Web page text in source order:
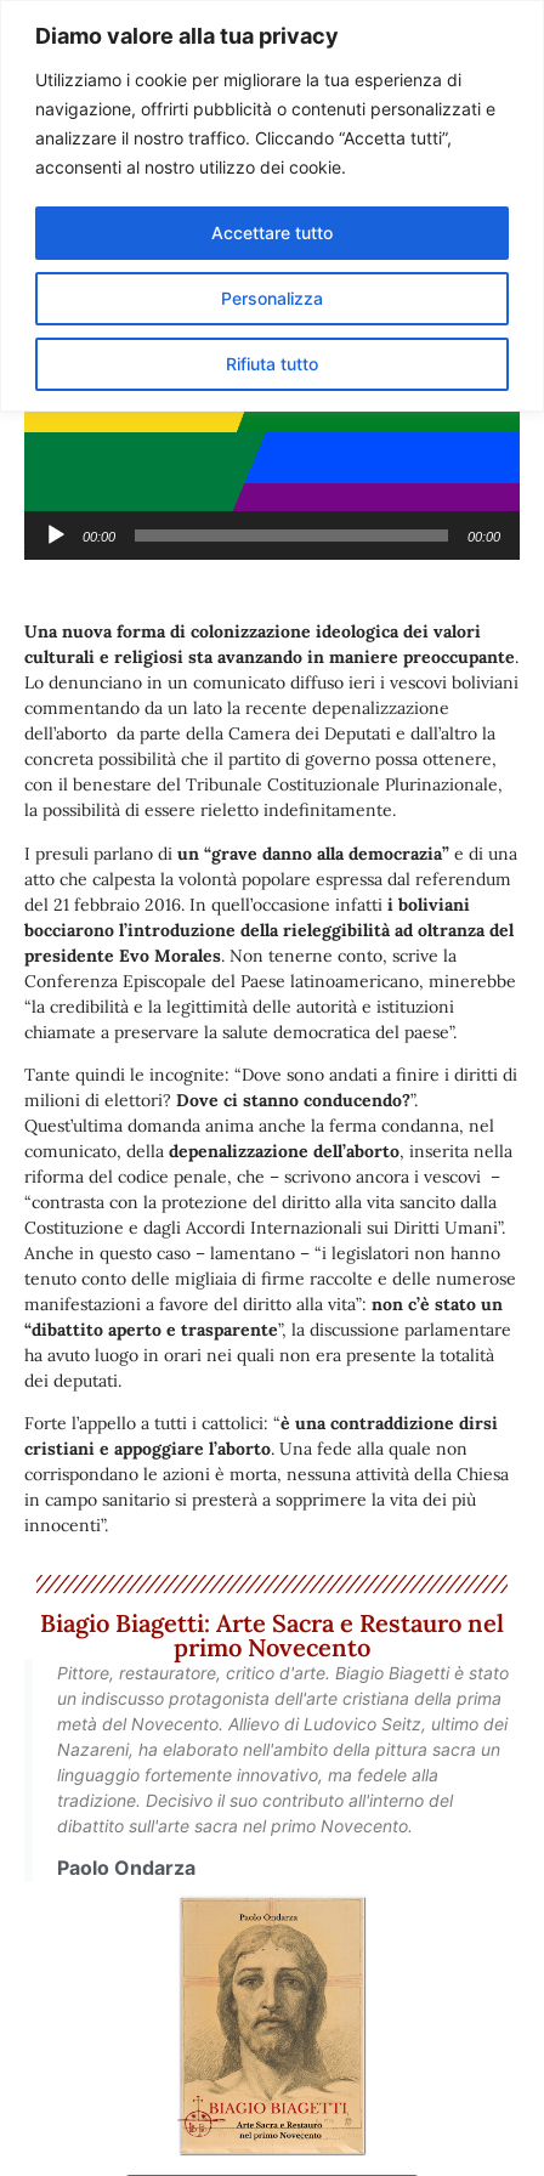
Diamo valore alla tua privacy
Utilizziamo i cookie per migliorare la tua esperienza di
navigazione, offrirti pubblicità o contenuti personalizzati e
analizzare il nostro traffico. Cliccando “Accetta tutti”,
acconsenti al nostro utilizzo dei cookie.
Personalizza
Rifiuta tutto
Accettare tutto
Paolo Ondarza
Vescovi Bolivia: in atto
deriva antidemocratica e
colonizzazione ideologica
Ascolta l’audio:Audio
00:00 00:00
Una nuova forma di colonizzazione ideologica dei valori
culturali e religiosi sta avanzando in maniere preoccupante.
Lo denunciano in un comunicato diffuso ieri i vescovi boliviani
commentando da un lato la recente depenalizzazione
dell’aborto da parte della Camera dei Deputati e dall’altro la
concreta possibilità che il partito di governo possa ottenere,
con il benestare del Tribunale Costituzionale Plurinazionale,
la possibilità di essere rieletto indefinitamente.
I presuli parlano di un “grave danno alla democrazia” e di una
atto che calpesta la volontà popolare espressa dal referendum
del 21 febbraio 2016. In quell’occasione infatti i boliviani
bocciarono l’introduzione della rieleggibilità ad oltranza del
presidente Evo Morales. Non tenerne conto, scrive la
Conferenza Episcopale del Paese latinoamericano, minerebbe
“la credibilità e la legittimità delle autorità e istituzioni
chiamate a preservare la salute democratica del paese”.
Tante quindi le incognite: “Dove sono andati a finire i diritti di
milioni di elettori? Dove ci stanno conducendo?”.
Quest’ultima domanda anima anche la ferma condanna, nel
comunicato, della depenalizzazione dell’aborto, inserita nella
riforma del codice penale, che – scrivono ancora i vescovi –
“contrasta con la protezione del diritto alla vita sancito dalla
Costituzione e dagli Accordi Internazionali sui Diritti Umani”.
Anche in questo caso – lamentano – “i legislatori non hanno
tenuto conto delle migliaia di firme raccolte e delle numerose
manifestazioni a favore del diritto alla vita”: non c’è stato un
“dibattito aperto e trasparente”, la discussione parlamentare
ha avuto luogo in orari nei quali non era presente la totalità
dei deputati.
Forte l’appello a tutti i cattolici: “è una contraddizione dirsi
cristiani e appoggiare l’aborto. Una fede alla quale non
corrispondano le azioni è morta, nessuna attività della Chiesa
in campo sanitario si presterà a sopprimere la vita dei più
innocenti”.
Biagio Biagetti: Arte Sacra e Restauro nel
primo Novecento
Pittore, restauratore, critico d'arte. Biagio Biagetti è stato
un indiscusso protagonista dell'arte cristiana della prima
metà del Novecento. Allievo di Ludovico Seitz, ultimo dei
Nazareni, ha elaborato nell'ambito della pittura sacra un
linguaggio fortemente innovativo, ma fedele alla
tradizione. Decisivo il suo contributo all'interno del
dibattito sull'arte sacra nel primo Novecento.
Paolo Ondarza